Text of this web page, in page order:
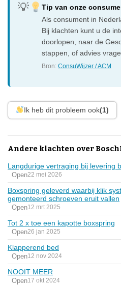
Tip van onze
Als consument in
Bij klachten kunt u de
doorlopen, naar de
stappen, of advies
Bron:ConsuWijzer / ACM
Ik heb dit probleem ook(1)
Andere klachten over
Langdurige vertraging bij levering
Open22 mei 2026
Boxspring geleverd waarbij klik
gemonteerd schroeven eruit vallen
Open12 mrt 2025
Tot 2 x toe een kapotte boxspring
Open26 jan 2025
Klapperend bed
Open12 nov 2024
NOOIT MEER
Open17 okt 2024